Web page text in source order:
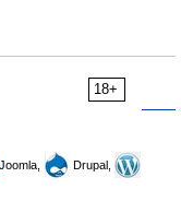
18+
Joomla,
Drupal,